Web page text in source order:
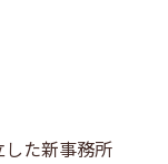
た新事務所